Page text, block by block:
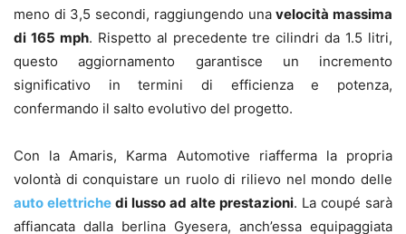
meno di 3,5 secondi, raggiungendo unavelocità massima
di 165 mph. Rispetto al precedente tre cilindri da 1.5 litri,
questo aggiornamento garantisce un incremento
significativo in termini di efficienza e potenza,
confermando il salto evolutivo del progetto.
Con la Amaris, Karma Automotive riafferma la propria
volontà di conquistare un ruolo di rilievo nel mondo delle
auto elettriche di lusso ad alte prestazioni. La coupé sarà
affiancata dalla berlina Gyesera, anch’essa equipaggiata